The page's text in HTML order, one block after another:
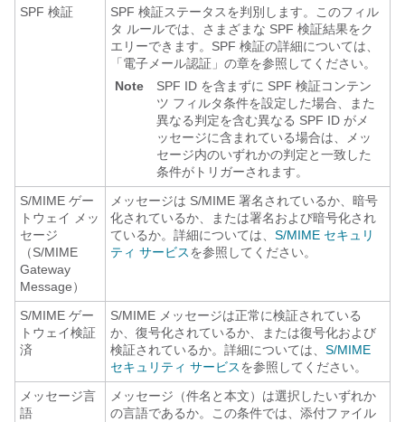
SPF 検証
SPF 検証ステータスを判別します。このフィル
タ ルールでは、さまざまな SPF 検証結果をク
エリーできます。SPF 検証の詳細については、
「電子メール認証」の章を参照してください。
Note
SPF ID を含まずに SPF 検証コンテン
ツ フィルタ条件を設定した場合、また
異なる判定を含む異なる SPF ID がメ
ッセージに含まれている場合は、メッ
セージ内のいずれかの判定と一致した
条件がトリガーされます。
S/MIME ゲー
トウェイ メッ
セージ
（S/MIME
Gateway
Message）
メッセージは S/MIME 署名されているか、暗号
化されているか、または署名および暗号化され
ているか。詳細については、 S/MIME セキュリ
ティ サービスを参照してください。
S/MIME ゲー
トウェイ検証
済
S/MIME メッセージは正常に検証されている
か、復号化されているか、または復号化および
検証されているか。詳細については、 S/MIME
セキュリティ サービスを参照してください。
メッセージ言
語
メッセージ（件名と本文）は選択したいずれか
の言語であるか。この条件では、添付ファイル